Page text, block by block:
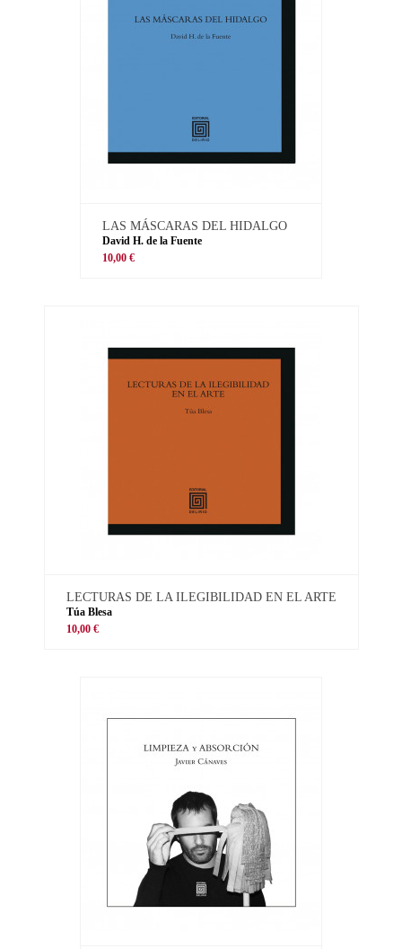
LAS MÁSCARAS DEL HIDALGO
David H. de la Fuente
10,00 €
LECTURAS DE LA ILEGIBILIDAD EN EL ARTE
Túa Blesa
10,00 €